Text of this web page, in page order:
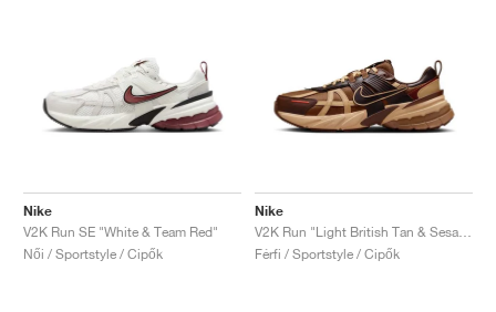
Nike
V2K Run SE "White & Team Red"
Női / Sportstyle / Cipők
Nike
Férfi / Sportstyle / Cipők